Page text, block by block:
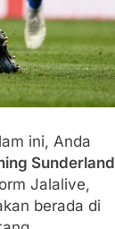
ini, Anda
Sunderland
Jalalive,
berada di